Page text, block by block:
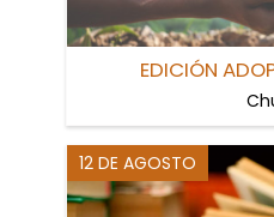
EDICIÓN
12 DE AGOSTO